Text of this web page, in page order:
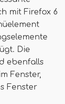
mit Firefox 6
Die
ebenfalls
Fenster,
Fenster